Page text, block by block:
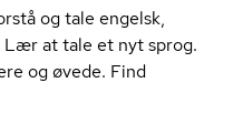
og tale engelsk,
Lær at tale et nyt sprog.
og øvede. Find